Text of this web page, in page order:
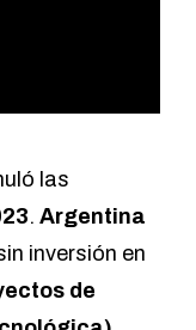
las
. Argentina
inversión en
de